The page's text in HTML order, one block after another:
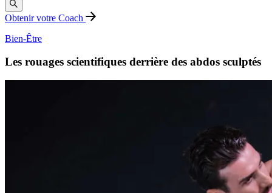
Obtenir votre Coach
Bien-Être
Les rouages scientifiques derrière des abdos sculptés